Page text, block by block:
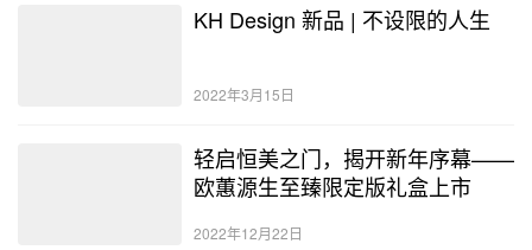
KH Design 新品 | 不设限的人生
2022年3月15日
轻启恒美之门，揭开新年序幕——
欧蕙源生至臻限定版礼盒上市
2022年12月22日